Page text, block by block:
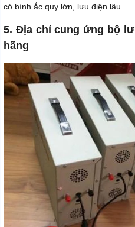
có bình ắc quy lớn, lưu điện lâu.
5. Địa chỉ cung ứng bộ
hãng